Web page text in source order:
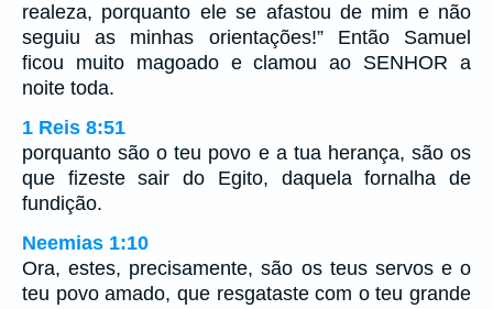
realeza, porquanto ele se afastou de mim e não
seguiu as minhas orientações!” Então Samuel
ficou muito magoado e clamou ao SENHOR a
noite toda.
1 Reis 8:51
porquanto são o teu povo e a tua herança, são os
que fizeste sair do Egito, daquela fornalha de
fundição.
Neemias 1:10
Ora, estes, precisamente, são os teus servos e o
teu povo amado, que resgataste com o teu grande